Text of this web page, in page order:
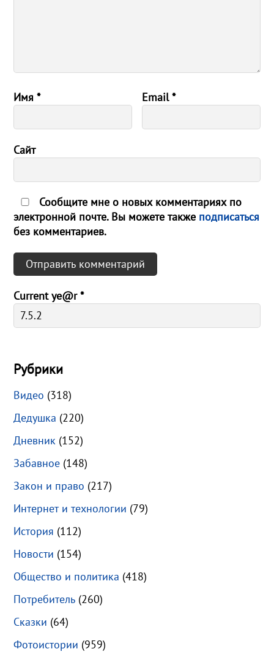
Имя* Email*
Сайт
Сообщите мне о новых комментариях по
электронной почте. Вы можете также подписаться
без комментариев.
Current ye@r*
Рубрики
Видео (318)
Дедушка (220)
Дневник (152)
Забавное (148)
Закон и право (217)
Интернет и технологии (79)
История (112)
Новости (154)
Общество и политика (418)
Потребитель (260)
Сказки (64)
Фотоистории (959)